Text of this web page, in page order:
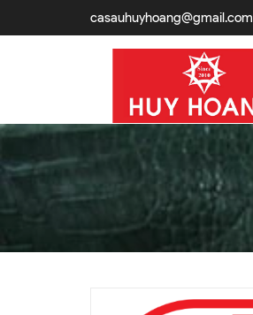
casauhuyhoang@gmail.com